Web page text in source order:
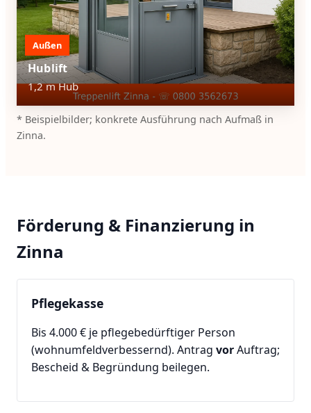
Außen
Hublift
1,2 m Hub
* Beispielbilder; konkrete Ausführung nach Aufmaß in
Zinna.
Förderung & Finanzierung in
Zinna
Pflegekasse
Bis 4.000 € je pflegebedürftiger Person
(wohnumfeldverbessernd). Antrag vorAuftrag;
Bescheid & Begründung beilegen.